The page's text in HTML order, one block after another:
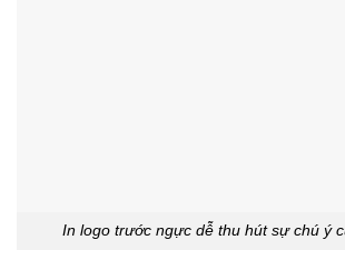
In logo trước ngực dễ thu hút sự chú ý